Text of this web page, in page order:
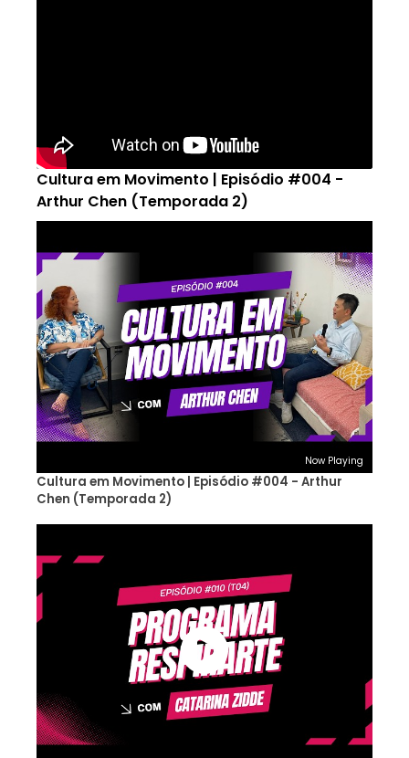
Cultura em Movimento | Episódio #004 -
Arthur Chen (Temporada 2)
Now Playing
Cultura em Movimento | Episódio #004 - Arthur
Chen (Temporada 2)